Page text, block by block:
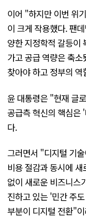
이어 "하지만 이번 위
이 크게 작용했다. 팬
양한 지정학적 갈등이
가고 공급 역량은 축
찾아야 하고 정부의
윤 대통령은 "현재 글
공급측 혁신의 핵심은
다.
그러면서 "디지털 기
비용 절감과 동시에
없이 새로운 비즈니스
진하고 있는 '민간 주
부분이 디지털 전환"